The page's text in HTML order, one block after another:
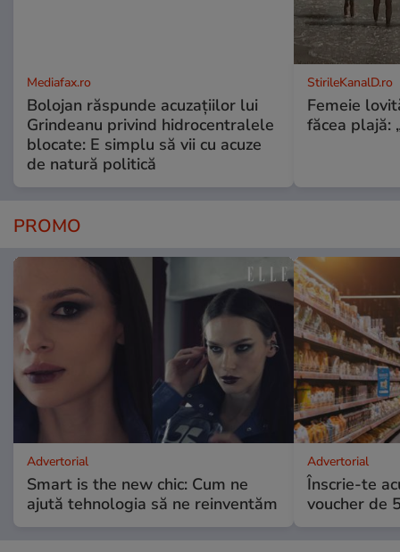
Mediafax.ro
Bolojan răspunde acuzațiilor lui
Grindeanu privind hidrocentralele
blocate: E simplu să vii cu acuze
de natură politică
StirileKanalD.ro
Femeie
făcea plajă:
PROMO
Advertorial
Smart is the new chic: Cum ne
ajută tehnologia să ne reinventăm
Advertorial
Înscrie-te
voucher de